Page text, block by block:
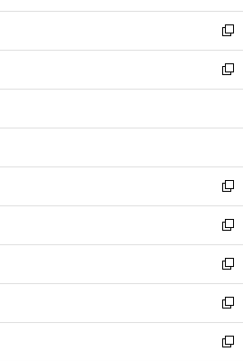
開
く
ウ
で
開
く
ン
ド
ウ
で
開
ウ
ィ
ン
ド
ウ
開
し
い
ウ
ィ
ン
ウ
開
く
新
し
い
ウ
ン
ウ
で
開
く
新
し
ウ
ン
ド
ウ
で
開
く
新
し
い
ウ
ィ
ン
ド
ウ
で
新
し
い
ウ
ィ
ン
ド
新
し
い
ウ
ィ
新
し
い
新